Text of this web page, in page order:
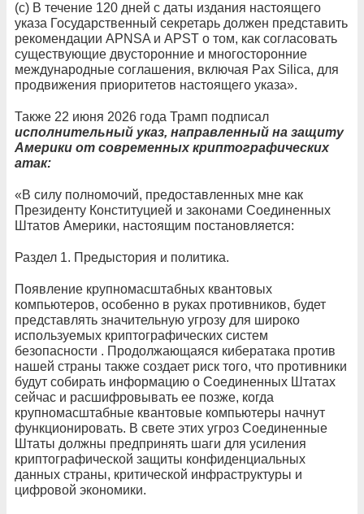
(c) В течение 120 дней с даты издания настоящего
указа Государственный секретарь должен представить
рекомендации APNSA и APST о том, как согласовать
существующие двусторонние и многосторонние
международные соглашения, включая Pax Silica, для
продвижения приоритетов настоящего указа».
Также 22 июня 2026 года Трамп подписал
исполнительный указ, направленный на защиту
Америки от современных криптографических
атак:
«В силу полномочий, предоставленных мне как
Президенту Конституцией и законами Соединенных
Штатов Америки, настоящим постановляется:
Раздел 1. Предыстория и политика.
Появление крупномасштабных квантовых
компьютеров, особенно в руках противников, будет
представлять значительную угрозу для широко
используемых криптографических систем
безопасности . Продолжающаяся кибератака против
нашей страны также создает риск того, что противники
будут собирать информацию о Соединенных Штатах
сейчас и расшифровывать ее позже, когда
крупномасштабные квантовые компьютеры начнут
функционировать. В свете этих угроз Соединенные
Штаты должны предпринять шаги для усиления
криптографической защиты конфиденциальных
данных страны, критической инфраструктуры и
цифровой экономики.